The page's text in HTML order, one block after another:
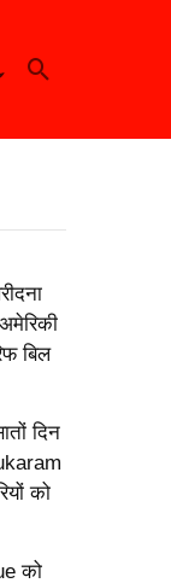
बिल
दिन
को
को